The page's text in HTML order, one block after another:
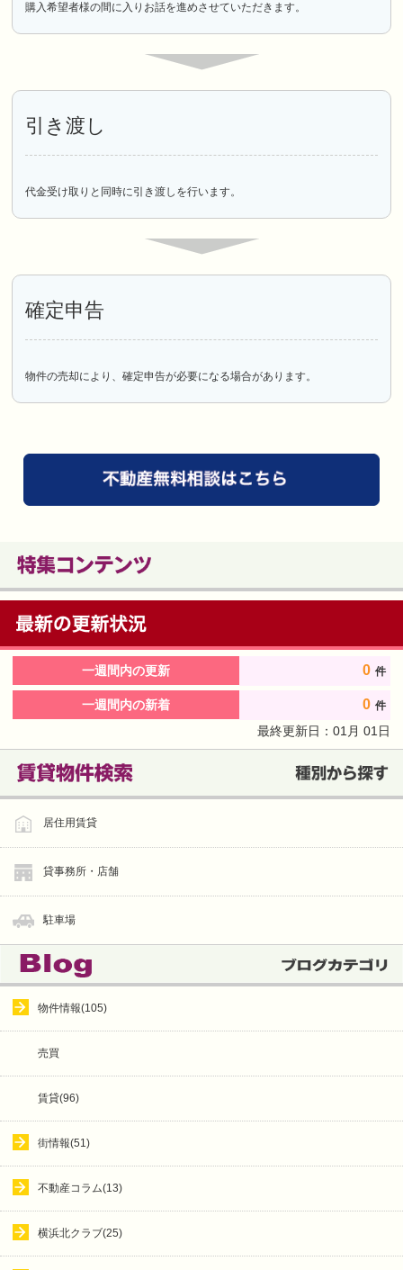
購入希望者様の間に入りお話を進めさせていただきます。
引き渡し
代金受け取りと同時に引き渡しを行います。
確定申告
物件の売却により、確定申告が必要になる場合があります。
一週間内の更新 0 件
一週間内の新着 0 件
最終更新日： 01 月 01 日
居住用賃貸
貸事務所・店舗
駐車場
物件情報(105)
売買
賃貸(96)
街情報(51)
不動産コラム(13)
横浜北クラブ(25)